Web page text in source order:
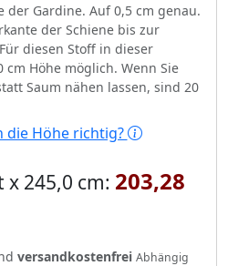
der Gardine. Auf 0,5 cm genau.
der Schiene bis zur
diesen Stoff in dieser
cm Höhe möglich. Wenn Sie
Saum nähen lassen, sind 20
die Höhe richtig?
245,0 cm: 203,28
versandkostenfrei Abhängig